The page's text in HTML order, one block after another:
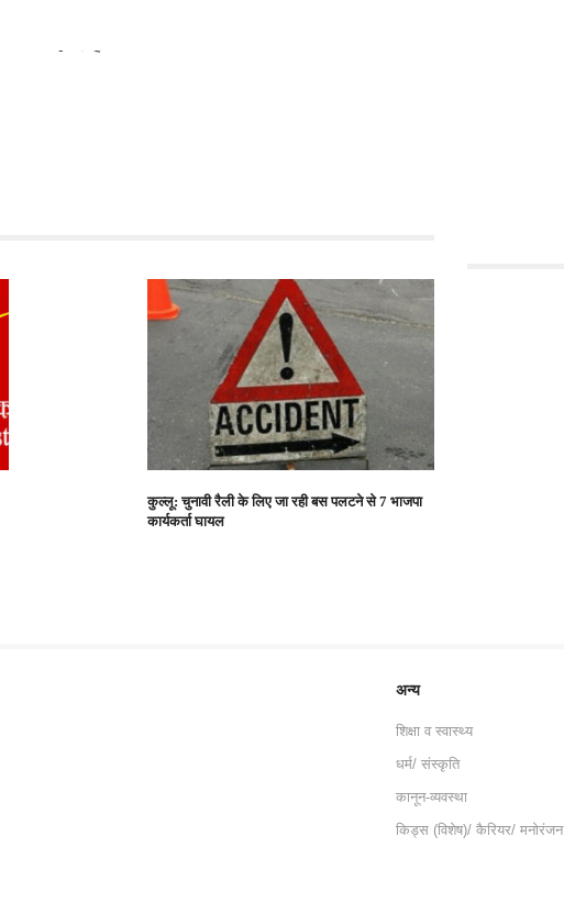
कुल्लू: चुनावी रैली के लिए जा रही बस पलटने से 7 भाजपा
कार्यकर्ता घायल
अन्य
शिक्षा व स्वास्थ्य
धर्म/ संस्कृति
कानून-व्यवस्था
किड्स (विशेष)/ कैरियर/ मनोरंजन